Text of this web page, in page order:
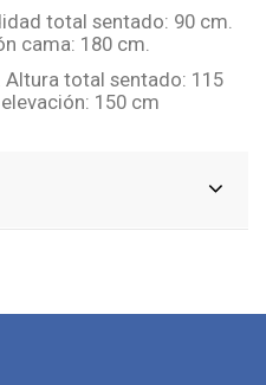
total sentado: 90 cm.
cama: 180 cm.
total sentado: 115
150 cm